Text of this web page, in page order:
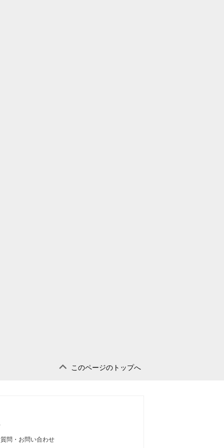
このページのトップへ
問・お問い合わせ